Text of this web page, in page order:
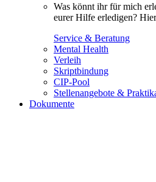
Was könnt ihr für mich
eurer Hilfe erledigen?
Service & Beratung
Mental Health
Verleih
Skriptbindung
CIP-Pool
Stellenangebote &
Dokumente